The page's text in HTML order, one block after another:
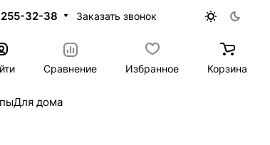
32-38 Заказать звонок
Сравнение Избранное Корзина
Для дома